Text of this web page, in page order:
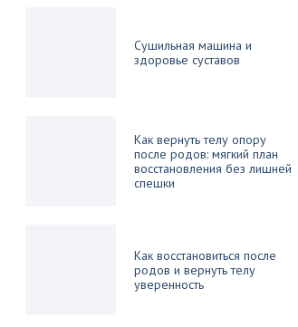
Сушильная машина и
здоровье суставов
Как вернуть телу опору
после родов: мягкий план
восстановления без лишней
спешки
Как восстановиться после
родов и вернуть телу
уверенность